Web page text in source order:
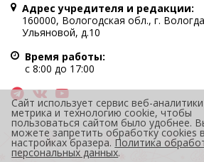
Политика в отношении обработки
При полном или частичном
портала гиперссылка на cultinfo.ru
Редакция не несет ответственности за
информации, содержащейся в
12+
Адрес учредителя и редакции:
160000, Вологодская обл., г.
Ульяновой, д.10
Время работы:
с 8:00 до 17:00
Сайт использует сервис веб-
метрика и технологию cookie, чтобы
пользоваться сайтом было удобнее.
можете запретить обработку cookies в
настройках бразера. Политика
персональных данных.